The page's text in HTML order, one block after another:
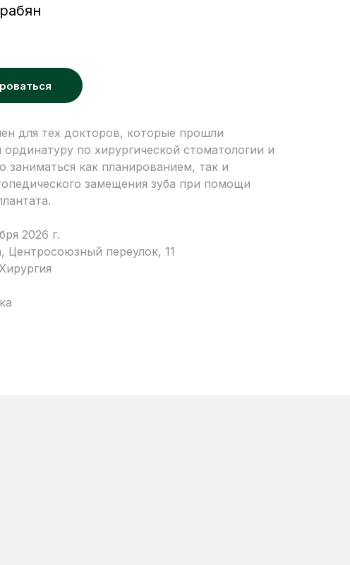
для тех докторов, которые прошли
ординатуру по хирургической стоматологии и
заниматься как планированием, так и
замещения зуба при помощи
2026 г.
Центросоюзный переулок, 11